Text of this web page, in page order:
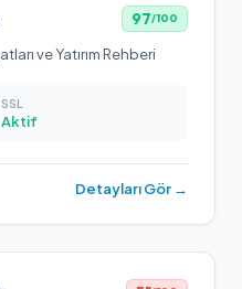
97/100
ve Yatırım Rehberi
SSL
Aktif
Detayları Gör →